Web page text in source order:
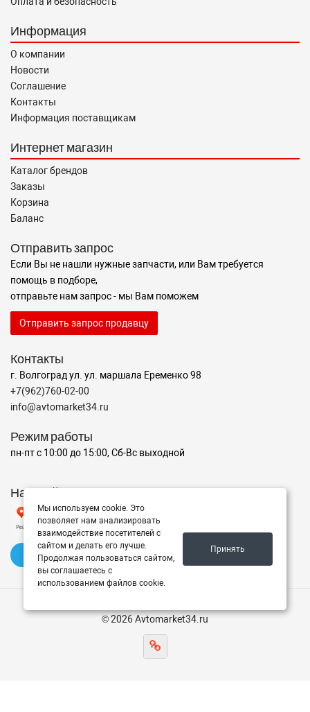
Информация
О компании
Новости
Соглашение
Контакты
Информация поставщикам
Интернет магазин
Каталог брендов
Заказы
Корзина
Баланс
Отправить запрос
Если Вы не нашли нужные запчасти, или Вам требуется
помощь в подборе,
отправьте нам запрос - мы Вам поможем
Отправить запрос продавцу
Контакты
г. Волгоград ул. ул. маршала Еременко 98
+7(962)760-02-00
info@avtomarket34.ru
Режим работы
пн-пт с 10:00 до 15:00, Сб-Вс выходной
Наш рейтинг на Яндексе
✍️ Оставить отзыв
© 2026 Avtomarket34.ru
Мы используем cookie. Это
позволяет нам анализировать
взаимодействие посетителей с
сайтом и делать его лучше.
Продолжая пользоваться сайтом,
вы соглашаетесь с
использованием файлов cookie.
Принять